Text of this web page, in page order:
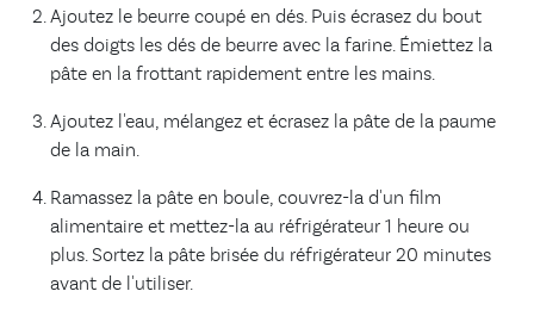
Ajoutez le beurre coupé en dés. Puis écrasez du bout
des doigts les dés de beurre avec la farine. Émiettez la
pâte en la frottant rapidement entre les mains.
Ajoutez l'eau, mélangez et écrasez la pâte de la paume
de la main.
Ramassez la pâte en boule, couvrez-la d'un film
alimentaire et mettez-la au réfrigérateur 1 heure ou
plus. Sortez la pâte brisée du réfrigérateur 20 minutes
avant de l'utiliser.